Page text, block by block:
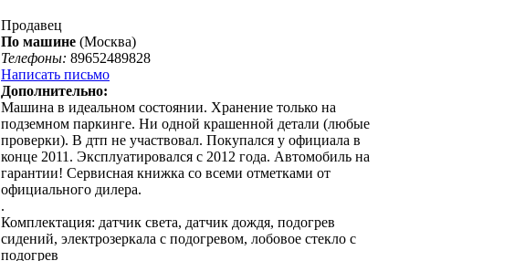
Продавец
По машине (Москва)
Телефоны: 89652489828
Написать письмо
Дополнительно:
Машина в идеальном состоянии. Хранение только на
подземном паркинге. Ни одной крашенной детали (любые
проверки). В дтп не участвовал. Покупался у официала в
конце 2011. Эксплуатировался с 2012 года. Автомобиль на
гарантии! Сервисная книжка со всеми отметками от
официального дилера.
.
Комплектация: датчик света, датчик дождя, подогрев
сидений, электрозеркала с подогревом, лобовое стекло с
подогрев